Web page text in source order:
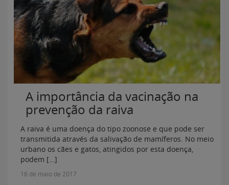
A importância da vacinação na
prevenção da raiva
A raiva é uma doença do tipo zoonose e que pode ser
transmitida através da salivação de mamíferos. No meio
urbano os cães e gatos, atingidos por esta doença,
podem […]
16 de maio de 2017